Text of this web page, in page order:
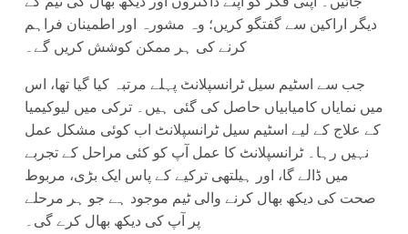
دیگر اراکین سے گفتگو کریں؛ وہ مشورہ اور اطمینان فراہم
کرنے کی ہر ممکن کوشش کریں گے۔
جب سے اسٹیم سیل ٹرانسپلانٹ پہلے مرتبہ کیا گیا تھا، اس
میں نمایاں کامیابیاں حاصل کی گئی ہیں۔ ترکی میں لیوکیمیا
کے علاج کے لیے اسٹیم سیل ٹرانسپلانٹ اب کوئی مشکل عمل
نہیں رہا۔ ٹرانسپلانٹ کا عمل آپ کو کئی مراحل کے تجربے
میں ڈالے گا، اور ہیلتھی ترکیے کے پاس ایک بڑی، مربوط
صحت کی دیکھ بھال کرنے والی ٹیم موجود ہے جو ہر مرحلے
پر آپ کی دیکھ بھال کرے گی۔